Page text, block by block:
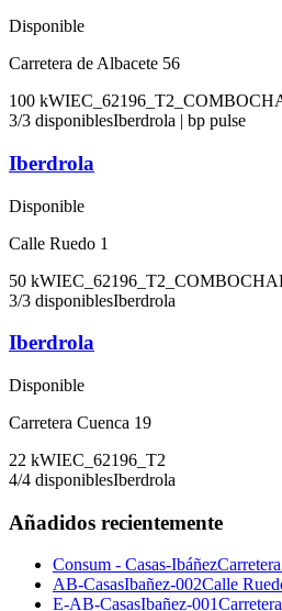
Disponible
Carretera de Albacete 56
100 kWIEC_62196_T2_COMBO
3/3 disponiblesIberdrola | bp pulse
Iberdrola
Disponible
Calle Ruedo 1
50 kWIEC_62196_T2_COMBO
3/3 disponiblesIberdrola
Iberdrola
Disponible
Carretera Cuenca 19
22 kWIEC_62196_T2
4/4 disponiblesIberdrola
Añadidos recientemente
Consum - Casas-Ibáñez
AB-CasasIbañez-002Calle
E-AB-CasasIbañez-001